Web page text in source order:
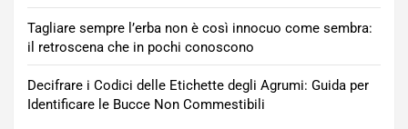
Tagliare sempre l’erba non è così innocuo come sembra:
il retroscena che in pochi conoscono
Decifrare i Codici delle Etichette degli Agrumi: Guida per
Identificare le Bucce Non Commestibili